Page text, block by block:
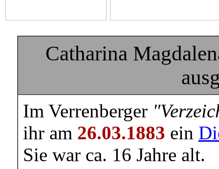
Catharina
Im Verrenberger
ihr am 26.03.1883 ein
Sie war ca. 16 Jahre alt.